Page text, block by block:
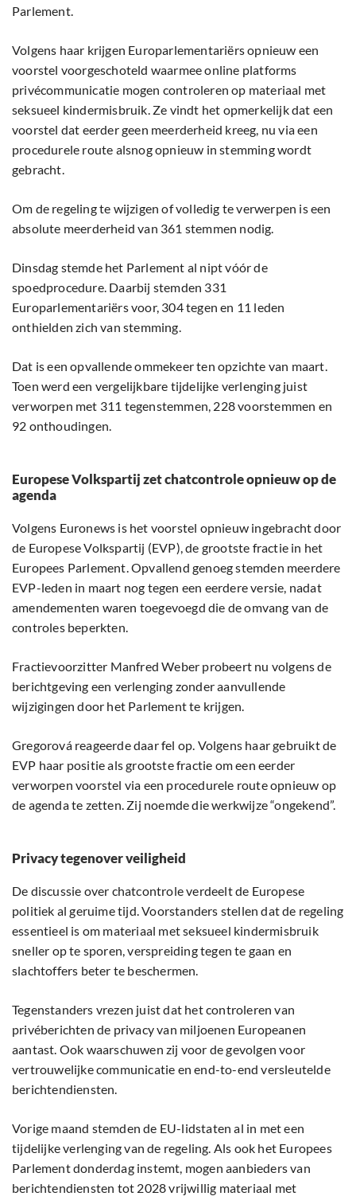
Parlement.
Volgens haar krijgen Europarlementariërs opnieuw een
voorstel voorgeschoteld waarmee online platforms
privécommunicatie mogen controleren op materiaal met
seksueel kindermisbruik. Ze vindt het opmerkelijk dat een
voorstel dat eerder geen meerderheid kreeg, nu via een
procedurele route alsnog opnieuw in stemming wordt
gebracht.
Om de regeling te wijzigen of volledig te verwerpen is een
absolute meerderheid van 361 stemmen nodig.
Dinsdag stemde het Parlement al nipt vóór de
spoedprocedure. Daarbij stemden 331
Europarlementariërs voor, 304 tegen en 11 leden
onthielden zich van stemming.
Dat is een opvallende ommekeer ten opzichte van maart.
Toen werd een vergelijkbare tijdelijke verlenging juist
verworpen met 311 tegenstemmen, 228 voorstemmen en
92 onthoudingen.
Europese Volkspartij zet chatcontrole opnieuw op de
agenda
Volgens Euronews is het voorstel opnieuw ingebracht door
de Europese Volkspartij (EVP), de grootste fractie in het
Europees Parlement. Opvallend genoeg stemden meerdere
EVP-leden in maart nog tegen een eerdere versie, nadat
amendementen waren toegevoegd die de omvang van de
controles beperkten.
Fractievoorzitter Manfred Weber probeert nu volgens de
berichtgeving een verlenging zonder aanvullende
wijzigingen door het Parlement te krijgen.
Gregorová reageerde daar fel op. Volgens haar gebruikt de
EVP haar positie als grootste fractie om een eerder
verworpen voorstel via een procedurele route opnieuw op
de agenda te zetten. Zij noemde die werkwijze “ongekend”.
Privacy tegenover veiligheid
De discussie over chatcontrole verdeelt de Europese
politiek al geruime tijd. Voorstanders stellen dat de regeling
essentieel is om materiaal met seksueel kindermisbruik
sneller op te sporen, verspreiding tegen te gaan en
slachtoffers beter te beschermen.
Tegenstanders vrezen juist dat het controleren van
privéberichten de privacy van miljoenen Europeanen
aantast. Ook waarschuwen zij voor de gevolgen voor
vertrouwelijke communicatie en end-to-end versleutelde
berichtendiensten.
Vorige maand stemden de EU-lidstaten al in met een
tijdelijke verlenging van de regeling. Als ook het Europees
Parlement donderdag instemt, mogen aanbieders van
berichtendiensten tot 2028 vrijwillig materiaal met